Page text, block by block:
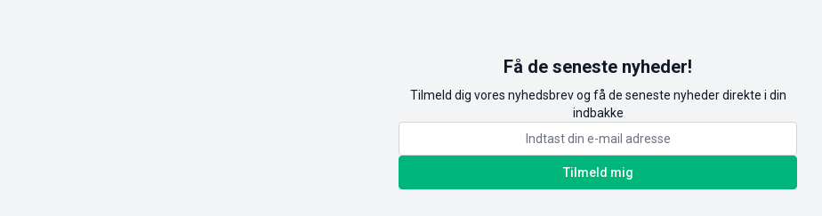
Få de seneste nyheder!
Tilmeld dig vores nyhedsbrev og få de seneste nyheder direkte i din
indbakke
Tilmeld mig